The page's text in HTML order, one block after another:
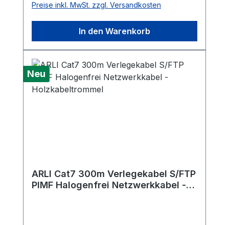
Preise inkl. MwSt. zzgl. Versandkosten
In den Warenkorb
Neu
ARLI Cat7 300m Verlegekabel S/FTP
PIMF Halogenfrei Netzwerkkabel -